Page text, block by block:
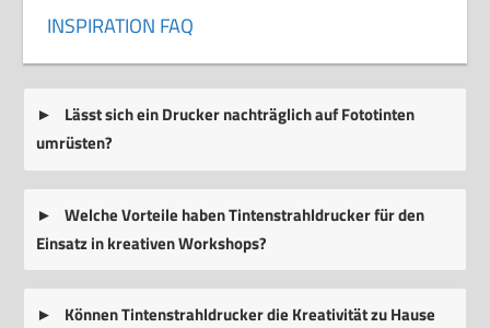
INSPIRATION FAQ
Lässt sich ein Drucker nachträglich auf Fototinten
umrüsten?
Welche Vorteile haben Tintenstrahldrucker für den
Einsatz in kreativen Workshops?
Können Tintenstrahldrucker die Kreativität zu Hause